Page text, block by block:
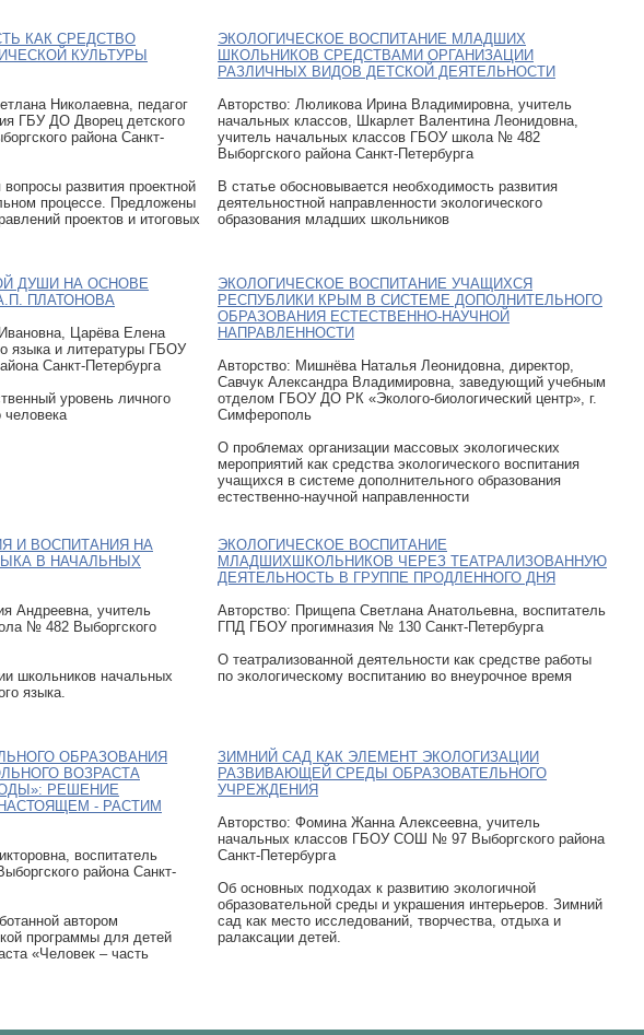
КАК СРЕДСТВО
КУЛЬТУРЫ
Николаевна, педагог
ГБУ ДО Дворец детского
района Санкт-
развития проектной
процессе. Предложены
проектов и итоговых
ЭКОЛОГИЧЕСКОЕ ВОСПИТАНИЕ МЛАДШИХ
ШКОЛЬНИКОВ СРЕДСТВАМИ ОРГАНИЗАЦИИ
РАЗЛИЧНЫХ ВИДОВ ДЕТСКОЙ ДЕЯТЕЛЬНОСТИ
Авторcтво: Люликова Ирина Владимировна, учитель
начальных классов, Шкарлет Валентина Леонидовна,
учитель начальных классов ГБОУ школа № 482
Выборгского района Санкт-Петербурга
В статье обосновывается необходимость развития
деятельностной направленности экологического
образования младших школьников
ДУШИ НА ОСНОВЕ
ПЛАТОНОВА
Царёва Елена
языка и литературы ГБОУ
Санкт-Петербурга
уровень личного
человека
ЭКОЛОГИЧЕСКОЕ ВОСПИТАНИЕ УЧАЩИХСЯ
РЕСПУБЛИКИ КРЫМ В СИСТЕМЕ ДОПОЛНИТЕЛЬНОГО
ОБРАЗОВАНИЯ ЕСТЕСТВЕННО-НАУЧНОЙ
НАПРАВЛЕННОСТИ
Авторcтво: Мишнёва Наталья Леонидовна, директор,
Савчук Александра Владимировна, заведующий учебным
отделом ГБОУ ДО РК «Эколого-биологический центр», г.
Симферополь
О проблемах организации массовых экологических
мероприятий как средства экологического воспитания
учащихся в системе дополнительного образования
естественно-научной направленности
И ВОСПИТАНИЯ НА
В НАЧАЛЬНЫХ
Андреевна, учитель
№ 482 Выборгского
школьников начальных
языка.
ЭКОЛОГИЧЕСКОЕ ВОСПИТАНИЕ
МЛАДШИХШКОЛЬНИКОВ ЧЕРЕЗ ТЕАТРАЛИЗОВАННУЮ
ДЕЯТЕЛЬНОСТЬ В ГРУППЕ ПРОДЛЕННОГО ДНЯ
Авторcтво: Прищепа Светлана Анатольевна, воспитатель
ГПД ГБОУ прогимназия № 130 Санкт-Петербурга
О театрализованной деятельности как средстве работы
по экологическому воспитанию во внеурочное время
ОБРАЗОВАНИЯ
ВОЗРАСТА
РЕШЕНИЕ
- РАСТИМ
воспитатель
района Санкт-
автором
программы для детей
«Человек – часть
ЗИМНИЙ САД КАК ЭЛЕМЕНТ ЭКОЛОГИЗАЦИИ
РАЗВИВАЮЩЕЙ СРЕДЫ ОБРАЗОВАТЕЛЬНОГО
УЧРЕЖДЕНИЯ
Авторcтво: Фомина Жанна Алексеевна, учитель
начальных классов ГБОУ СОШ № 97 Выборгского района
Санкт-Петербурга
Об основных подходах к развитию экологичной
образовательной среды и украшения интерьеров. Зимний
сад как место исследований, творчества, отдыха и
ралаксации детей.